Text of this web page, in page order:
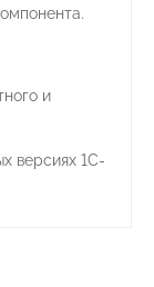
и
версиях 1С-